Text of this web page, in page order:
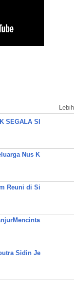
Lebih
SEGALA SI
Nus K
Reuni di Si
Sidin Je